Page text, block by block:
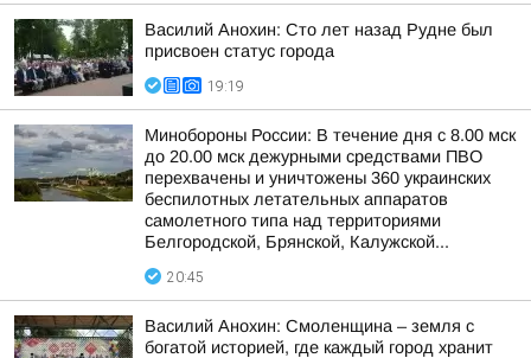
Василий Анохин: Сто лет назад Рудне был
присвоен статус города
19:19
Минобороны России: В течение дня с 8.00 мск
до 20.00 мск дежурными средствами ПВО
перехвачены и уничтожены 360 украинских
беспилотных летательных аппаратов
самолетного типа над территориями
Белгородской, Брянской, Калужской...
20:45
Василий Анохин: Смоленщина – земля с
богатой историей, где каждый город хранит